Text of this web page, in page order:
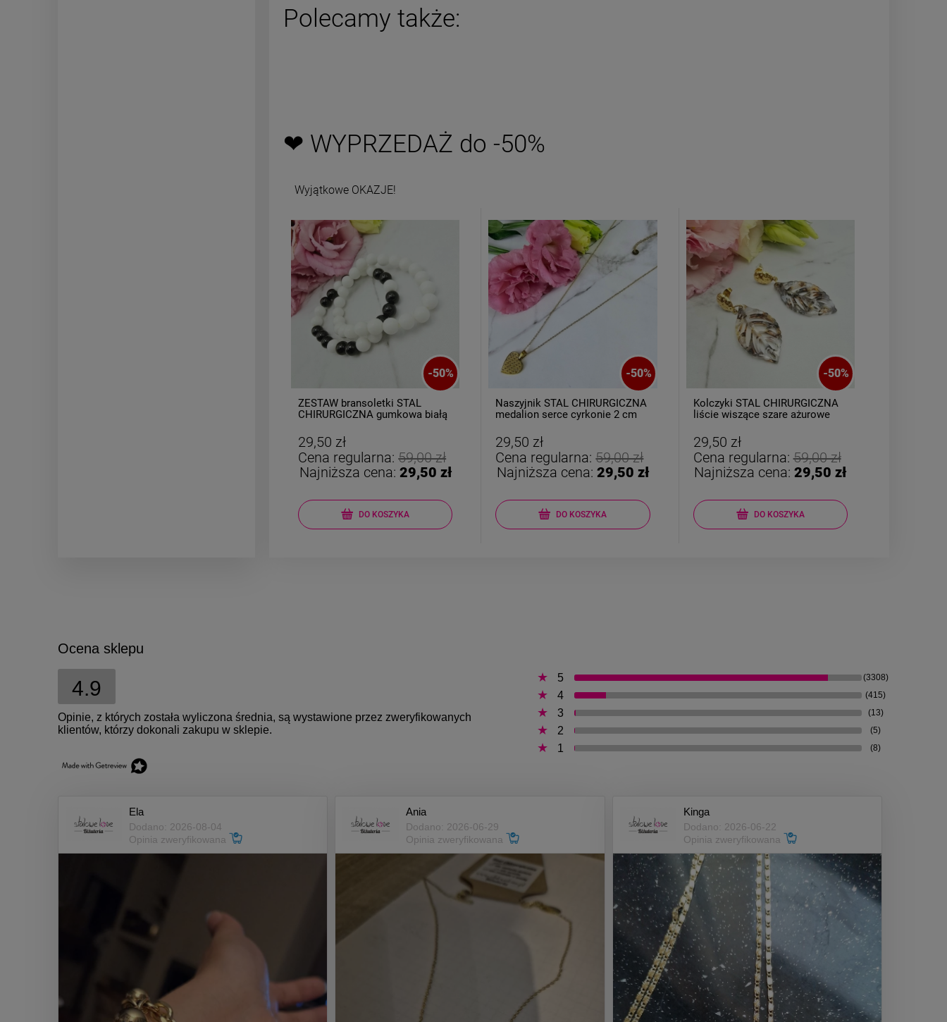
Polecamy także:
❤ WYPRZEDAŻ do -50%
Wyjątkowe OKAZJE!
-50%
ZESTAW bransoletki STAL
CHIRURGICZNA gumkowa białą
29,50 zł
Cena regularna:59,00 zł
Najniższa cena: 29,50 zł
DO KOSZYKA
-50%
Naszyjnik STAL CHIRURGICZNA
medalion serce cyrkonie 2 cm
29,50 zł
Cena regularna:59,00 zł
Najniższa cena: 29,50 zł
DO KOSZYKA
-50%
Kolczyki STAL CHIRURGICZNA
liście wiszące szare ażurowe
29,50 zł
Cena regularna:59,00 zł
Najniższa cena:29,50 zł
DO KOSZYKA
Ocena sklepu
4.9
Opinie, z których została wyliczona średnia, są wystawione przez zweryfikowanych
klientów, którzy dokonali zakupu w sklepie.
5 (3308)
4 (415)
3 (13)
2 (5)
1 (8)
Ela
Dodano: 2026-08-04
Opinia zweryfikowana
Ania
Dodano: 2026-06-29
Opinia zweryfikowana
Kinga
Dodano: 2026-06-22
Opinia zweryfikowana